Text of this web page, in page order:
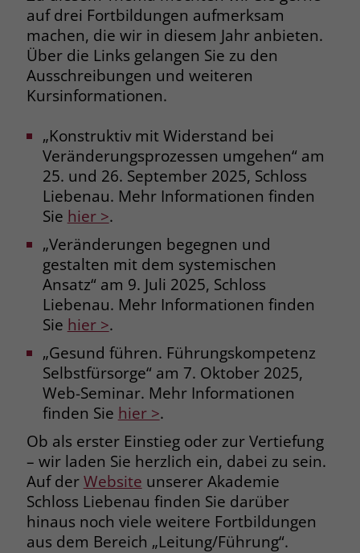
auf drei Fortbildungen aufmerksam
machen, die wir in diesem Jahr anbieten.
Über die Links gelangen Sie zu den
Ausschreibungen und weiteren
Kursinformationen.
„Konstruktiv mit Widerstand bei
Veränderungsprozessen umgehen“ am
25. und 26. September 2025, Schloss
Liebenau. Mehr Informationen finden
Sie hier >.
„Veränderungen begegnen und
gestalten mit dem systemischen
Ansatz“ am 9. Juli 2025, Schloss
Liebenau. Mehr Informationen finden
Sie hier >.
„Gesund führen. Führungskompetenz
Selbstfürsorge“ am 7. Oktober 2025,
Web-Seminar. Mehr Informationen
finden Sie hier >.
Ob als erster Einstieg oder zur Vertiefung
– wir laden Sie herzlich ein, dabei zu sein.
Auf der Website unserer Akademie
Schloss Liebenau finden Sie darüber
hinaus noch viele weitere Fortbildungen
aus dem Bereich „Leitung/Führung“.
Name PHPSESSID
Anbieter stiftung-liebenau.de
Zweck
Behält die Zustände des Benutzers bei
allen Seitenanfragen bei.
Name
Anbieter www.stiftung-liebenau.de
Laufzeit 1 Monat
Zweck
zum Cookie Opt-In
Name __cf_bm
Anbieter .fonts.net
Laufzeit 30 Minuten
Zweck
This cookie, set by Cloudflare, is used to
support Cloudflare Bot Management.
Zweck
Browsers und die Einstellungen
exklusiv für diese Website zu speichern.
Dadurch wird gewährleistet, dass
Aktionen, die bei späteren Besuchen
derselben Website durchgeführt
werden, mit derselben
Name _clsk
Anbieter www.clarity.ms
Laufzeit 1 Jahr
Zweck
Microsoft Clarity setzt dieses Cookie,
um die Seitenaufrufe eines Benutzers
zu speichern und in einer einzigen
Sitzungsaufzeichnung
zusammenzufassen.
Name _gcl_au
Anbieter Google Ads
Laufzeit 90 Tage
Zweck Enthält eine zufallsgenerierte User-ID.